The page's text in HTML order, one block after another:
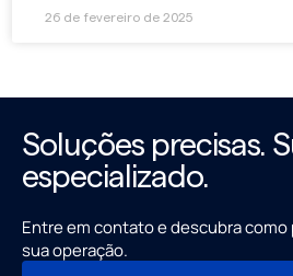
26 de fevereiro de 2025
Soluções precisas.
especializado.
Entre em contato e descubra
sua operação.